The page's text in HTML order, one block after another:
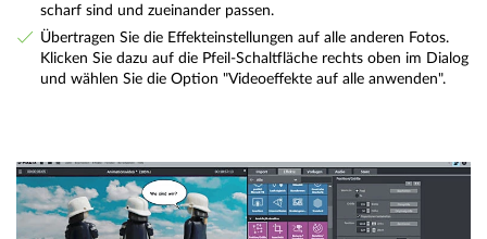
scharf sind und zueinander passen.
Übertragen Sie die Effekteinstellungen auf alle anderen Fotos.
Klicken Sie dazu auf die Pfeil-Schaltfläche rechts oben im Dialog
und wählen Sie die Option "Videoeffekte auf alle anwenden".